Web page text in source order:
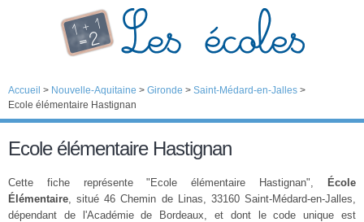
Accueil > Nouvelle-Aquitaine > Gironde > Saint-Médard-en-Jalles >
Ecole élémentaire Hastignan
Ecole élémentaire Hastignan
Cette fiche représente "Ecole élémentaire Hastignan",
École
Élémentaire, situé 46 Chemin de Linas, 33160 Saint-Médard-en-Jalles,
dépendant de l'Académie de Bordeaux, et dont le code unique est